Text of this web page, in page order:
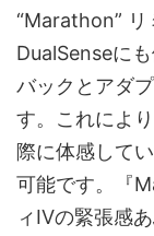
“Marathon” リ
DualSenseに
バックとアダ
す。これによ
際に体感して
可能です。『
ィIVの緊張感